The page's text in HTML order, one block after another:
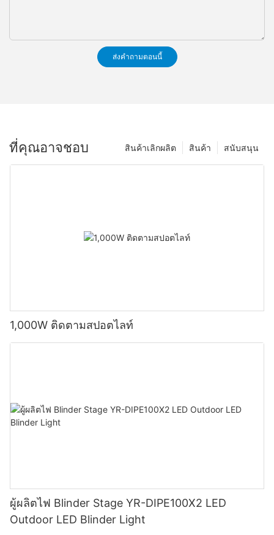
ส่งคำถามตอนนี้
ที่คุณอาจชอบ สนับสนุน
สินค้า
สินค้าเลิกผลิต
1,000W ติดตามสปอตไลท์
ผู้ผลิตไฟ Blinder Stage YR-DIPE100X2 LED
Outdoor LED Blinder Light